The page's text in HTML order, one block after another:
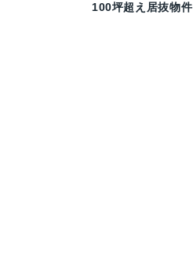
100坪超え居抜物件